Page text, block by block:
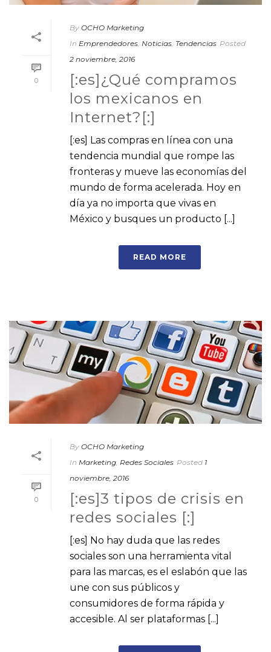
0
By OCHO Marketing
In Emprendedores, Noticias, Tendencias Posted
2 noviembre, 2016
[:es]¿Qué compramos
los mexicanos en
Internet?[:]
[:es] Las compras en línea con una
tendencia mundial que rompe las
fronteras y mueve las economías del
mundo de forma acelerada. Hoy en
día ya no importa que vivas en
México y busques un producto [...]
READ MORE
0
By OCHO Marketing
In Marketing, Redes Sociales Posted 1
noviembre, 2016
[:es]3 tipos de crisis en
redes sociales [:]
[:es] No hay duda que las redes
sociales son una herramienta vital
para las marcas, es el eslabón que las
une con sus públicos y
consumidores de forma rápida y
accesible. Al ser plataformas [...]